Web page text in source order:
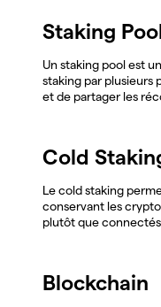
Staking
Un staking pool est
staking par plusieurs
et de partager les
Cold
Le cold staking
conservant les
plutôt que connectés
Blockchain